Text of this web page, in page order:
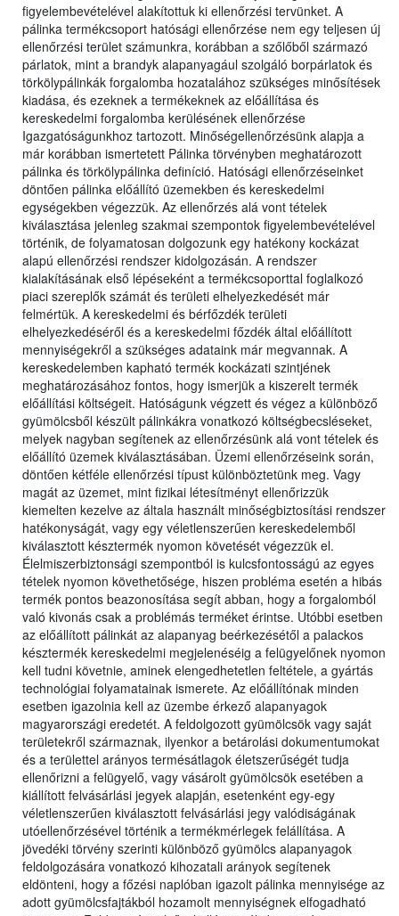
figyelembevételével alakítottuk ki ellenőrzési tervünket. A
pálinka termékcsoport hatósági ellenőrzése nem egy teljesen új
ellenőrzési terület számunkra, korábban a szőlőből származó
párlatok, mint a brandyk alapanyagául szolgáló borpárlatok és
törkölypálinkák forgalomba hozatalához szükséges minősítések
kiadása, és ezeknek a termékeknek az előállítása és
kereskedelmi forgalomba kerülésének ellenőrzése
Igazgatóságunkhoz tartozott. Minőségellenőrzésünk alapja a
már korábban ismertetett Pálinka törvényben meghatározott
pálinka és törkölypálinka definíció. Hatósági ellenőrzéseinket
döntően pálinka előállító üzemekben és kereskedelmi
egységekben végezzük. Az ellenőrzés alá vont tételek
kiválasztása jelenleg szakmai szempontok figyelembevételével
történik, de folyamatosan dolgozunk egy hatékony kockázat
alapú ellenőrzési rendszer kidolgozásán. A rendszer
kialakításának első lépéseként a termékcsoporttal foglalkozó
piaci szereplők számát és területi elhelyezkedését már
felmértük. A kereskedelmi és bérfőzdék területi
elhelyezkedéséről és a kereskedelmi főzdék által előállított
mennyiségekről a szükséges adataink már megvannak. A
kereskedelemben kapható termék kockázati szintjének
meghatározásához fontos, hogy ismerjük a kiszerelt termék
előállítási költségeit. Hatóságunk végzett és végez a különböző
gyümölcsből készült pálinkákra vonatkozó költségbecsléseket,
melyek nagyban segítenek az ellenőrzésünk alá vont tételek és
előállító üzemek kiválasztásában. Üzemi ellenőrzéseink során,
döntően kétféle ellenőrzési típust különböztetünk meg. Vagy
magát az üzemet, mint fizikai létesítményt ellenőrizzük
kiemelten kezelve az általa használt minőségbiztosítási rendszer
hatékonyságát, vagy egy véletlenszerűen kereskedelemből
kiválasztott késztermék nyomon követését végezzük el.
Élelmiszerbiztonsági szempontból is kulcsfontosságú az egyes
tételek nyomon követhetősége, hiszen probléma esetén a hibás
termék pontos beazonosítása segít abban, hogy a forgalomból
való kivonás csak a problémás terméket érintse. Utóbbi esetben
az előállított pálinkát az alapanyag beérkezésétől a palackos
késztermék kereskedelmi megjelenéséig a felügyelőnek nyomon
kell tudni követnie, aminek elengedhetetlen feltétele, a gyártás
technológiai folyamatainak ismerete. Az előállítónak minden
esetben igazolnia kell az üzembe érkező alapanyagok
magyarországi eredetét. A feldolgozott gyümölcsök vagy saját
területekről származnak, ilyenkor a betárolási dokumentumokat
és a területtel arányos termésátlagok életszerűségét tudja
ellenőrizni a felügyelő, vagy vásárolt gyümölcsök esetében a
kiállított felvásárlási jegyek alapján, esetenként egy-egy
véletlenszerűen kiválasztott felvásárlási jegy valódiságának
utóellenőrzésével történik a termékmérlegek felállítása. A
jövedéki törvény szerinti különböző gyümölcs alapanyagok
feldolgozására vonatkozó kihozatali arányok segítenek
eldönteni, hogy a főzési naplóban igazolt pálinka mennyisége az
adott gyümölcsfajtákból hozamolt mennyiségnek elfogadható